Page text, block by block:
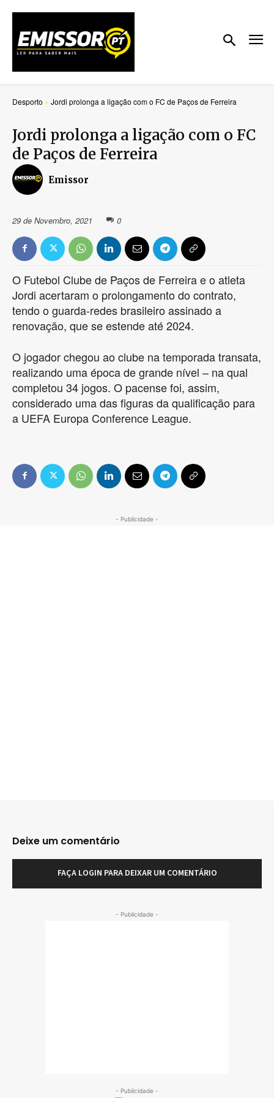
Desporto Jordi prolonga a ligação com o FC de Paços de Ferreira
Jordi prolonga a ligação com o FC
de Paços de Ferreira
Emissor
29 de Novembro, 2021 0
O Futebol Clube de Paços de Ferreira e o atleta
Jordi acertaram o prolongamento do contrato,
tendo o guarda-redes brasileiro assinado a
renovação, que se estende até 2024.
O jogador chegou ao clube na temporada transata,
realizando uma época de grande nível – na qual
completou 34 jogos. O pacense foi, assim,
considerado uma das figuras da qualificação para
a UEFA Europa Conference League.
- Publicidade -
Deixe um comentário
FAÇA LOGIN PARA DEIXAR UM COMENTÁRIO
- Publicidade -
- Publicidade -